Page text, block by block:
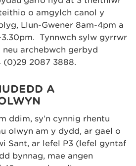
o amgylch canol y
Llun-Gwener 8am-4pm a
Tynnwch sylw gyrrwr
archebwch gerbyd
(0)29 2087 3888.
A
ddim, sy’n cynnig rhentu
olwyn am y dydd, ar gael o
Sant, ar lefel P3 (lefel gyntaf
bynnag, mae angen